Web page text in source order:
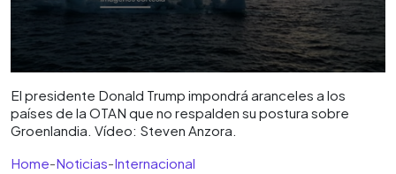
El presidente Donald Trump impondrá aranceles a los
países de la OTAN que no respalden su postura sobre
Groenlandia. Vídeo: Steven Anzora.
Home-Noticias-Internacional